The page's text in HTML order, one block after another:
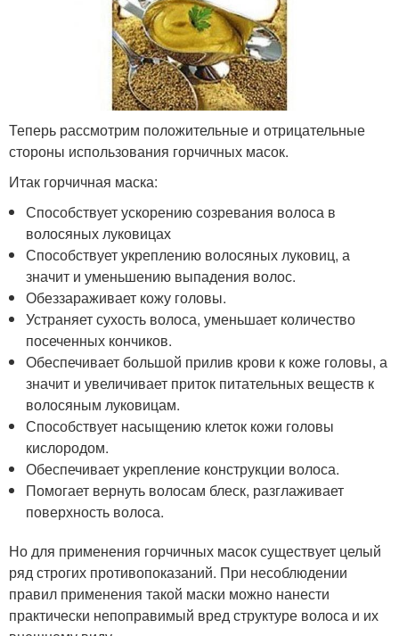
Теперь рассмотрим положительные и отрицательные
стороны использования горчичных масок.
Итак горчичная маска:
Способствует ускорению созревания волоса в
волосяных луковицах
Способствует укреплению волосяных луковиц, а
значит и уменьшению выпадения волос.
Обеззараживает кожу головы.
Устраняет сухость волоса, уменьшает количество
посеченных кончиков.
Обеспечивает большой прилив крови к коже головы, а
значит и увеличивает приток питательных веществ к
волосяным луковицам.
Способствует насыщению клеток кожи головы
кислородом.
Обеспечивает укрепление конструкции волоса.
Помогает вернуть волосам блеск, разглаживает
поверхность волоса.
Но для применения горчичных масок существует целый
ряд строгих противопоказаний. При несоблюдении
правил применения такой маски можно нанести
практически непоправимый вред структуре волоса и их